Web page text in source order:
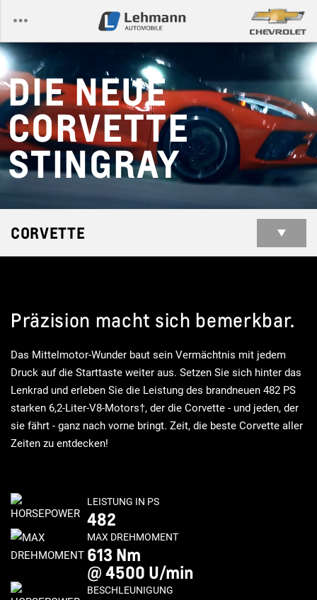
DIE NEUE
CORVETTE
STINGRAY
CORVETTE
Präzision macht sich bemerkbar.
Das Mittelmotor-Wunder baut sein Vermächtnis mit jedem
Druck auf die Starttaste weiter aus. Setzen Sie sich hinter das
Lenkrad und erleben Sie die Leistung des brandneuen 482 PS
starken 6,2-Liter-V8-Motors†, der die Corvette - und jeden, der
sie fährt - ganz nach vorne bringt. Zeit, die beste Corvette aller
Zeiten zu entdecken!
LEISTUNG IN PS
482
MAX DREHMOMENT
613 Nm
@ 4500 U/min
BESCHLEUNIGUNG